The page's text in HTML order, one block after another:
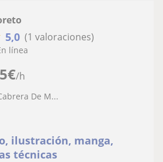
€/h
5,0 (1 valoraciones)
línea
De M...
ilustración, manga,
técnicas